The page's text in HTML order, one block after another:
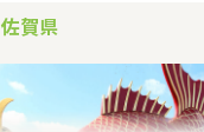
佐賀県